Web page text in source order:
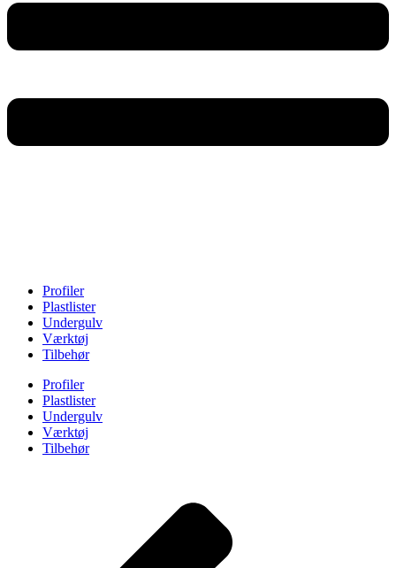
Profiler
Plastlister
Undergulv
Værktøj
Tilbehør
Profiler
Plastlister
Undergulv
Værktøj
Tilbehør